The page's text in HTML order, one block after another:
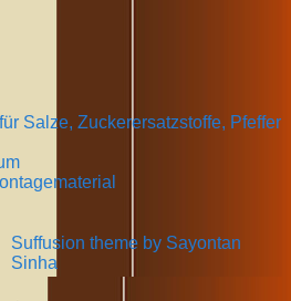
Salze, Zuckerersatzstoffe, Pfeffer
Suffusion theme by Sayontan
Sinha